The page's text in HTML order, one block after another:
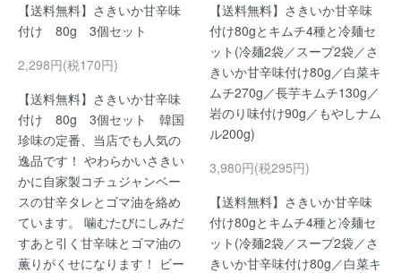
【送料無料】さきいか甘辛味
付け 80g 3個セット
2,298円(税170円)
【送料無料】さきいか甘辛味
付け 80g 3個セット 韓国
珍味の定番、当店でも人気の
逸品です！ やわらかいさきい
かに自家製コチュジャンベー
スの甘辛タレとゴマ油を絡め
ています。 噛むたびにしみだ
すあと引く甘辛味とゴマ油の
薫りがくせになります！ ビー
【送料無料】さきいか甘辛味
付け80gとキムチ4種と冷麺セ
ット(冷麺2袋／スープ2袋／さ
きいか甘辛味付け80g／白菜キ
ムチ270g／長芋キムチ130g／
岩のり味付け90g／もやしナム
ル200g)
3,980円(税295円)
【送料無料】さきいか甘辛味
付け80gとキムチ4種と冷麺セ
ット(冷麺2袋／スープ2袋／さ
きいか甘辛味付け80g／白菜キ